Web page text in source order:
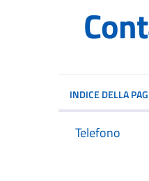
INDICE DELLA
Telefono